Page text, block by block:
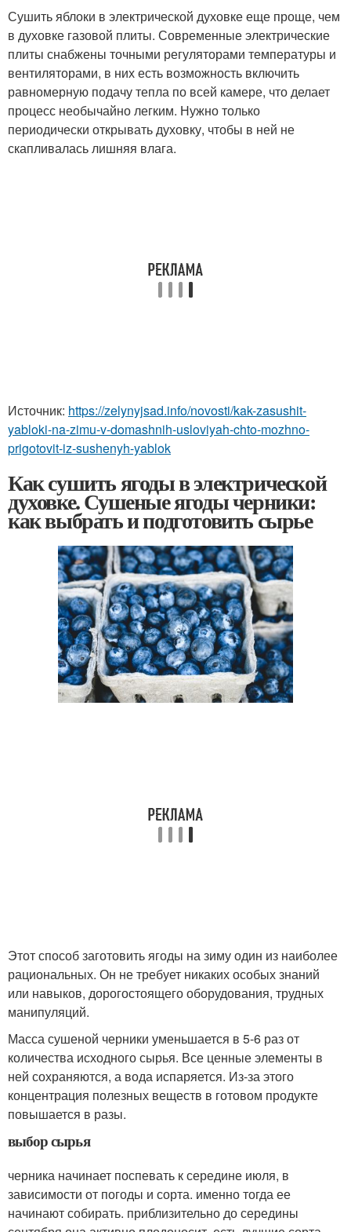
Сушить яблоки в электрической духовке еще проще, чем
в духовке газовой плиты. Современные электрические
плиты снабжены точными регуляторами температуры и
вентиляторами, в них есть возможность включить
равномерную подачу тепла по всей камере, что делает
процесс необычайно легким. Нужно только
периодически открывать духовку, чтобы в ней не
скапливалась лишняя влага.
Источник: https://zelynyjsad.info/novosti/kak-zasushit-
yabloki-na-zimu-v-domashnih-usloviyah-chto-mozhno-
prigotovit-iz-sushenyh-yablok
Как сушить ягоды в электрической
духовке. Сушеные ягоды черники:
как выбрать и подготовить сырье
Этот способ заготовить ягоды на зиму один из наиболее
рациональных. Он не требует никаких особых знаний
или навыков, дорогостоящего оборудования, трудных
манипуляций.
Масса сушеной черники уменьшается в 5-6 раз от
количества исходного сырья. Все ценные элементы в
ней сохраняются, а вода испаряется. Из-за этого
концентрация полезных веществ в готовом продукте
повышается в разы.
выбор сырья
черника начинает поспевать к середине июля, в
зависимости от погоды и сорта. именно тогда ее
начинают собирать. приблизительно до середины